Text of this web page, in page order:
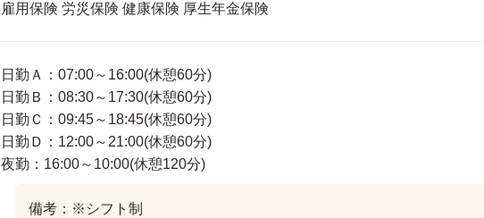
雇用保険 労災保険 健康保険 厚生年金保険
日勤Ａ：07:00～16:00(休憩60分)
日勤Ｂ：08:30～17:30(休憩60分)
日勤Ｃ：09:45～18:45(休憩60分)
日勤Ｄ：12:00～21:00(休憩60分)
夜勤：16:00～10:00(休憩120分)
備考：※シフト制